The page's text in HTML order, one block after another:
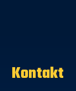
Kontakt